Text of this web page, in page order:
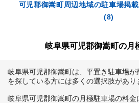
可児郡御嵩町周辺地域の駐車場掲
(8)
岐阜県可児郡御嵩町の月
岐阜県可児郡御嵩町は、平置き駐車場
を探している方には多くの選択肢があり
岐阜県可児郡御嵩町の月極駐車場の料